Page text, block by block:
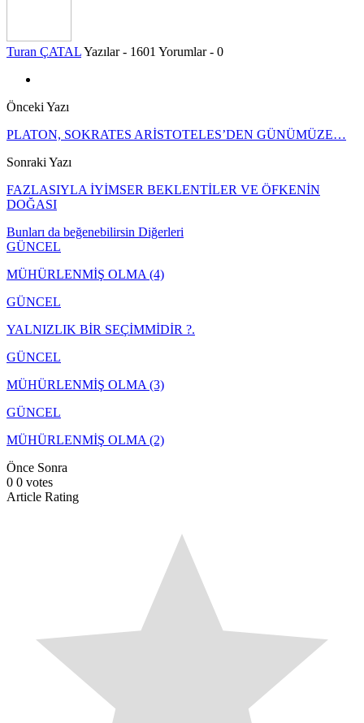
Turan ÇATALYazılar - 1601 Yorumlar - 0
Önceki Yazı
PLATON, SOKRATES ARİSTOTELES’DEN GÜNÜMÜZE…
Sonraki Yazı
FAZLASIYLA İYİMSER BEKLENTİLER VE ÖFKENİN
DOĞASI
Bunları da beğenebilirsin Diğerleri
GÜNCEL
MÜHÜRLENMİŞ OLMA (4)
GÜNCEL
YALNIZLIK BİR SEÇİMMİDİR ?.
GÜNCEL
MÜHÜRLENMİŞ OLMA (3)
GÜNCEL
MÜHÜRLENMİŞ OLMA (2)
Önce Sonra
0 0 votes
Article Rating